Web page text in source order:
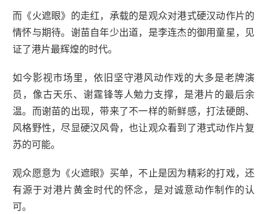
而《火遮眼》的走红，承载的是观众对港式硬汉动作片的
情怀与期待。谢苗自年少出道，是李连杰的御用童星，见
证了港片最辉煌的时代。
如今影视市场里，依旧坚守港风动作戏的大多是老牌演
员，像古天乐、谢霆锋等人勉力支撑，是港片的最后余
温。而谢苗的出现，带来了不一样的新鲜感，打法硬朗、
风格野性，尽显硬汉风骨，也让观众看到了港式动作片复
苏的可能。
观众愿意为《火遮眼》买单，不止是因为精彩的打戏，还
有源于对港片黄金时代的怀念，是对诚意动作制作的认
可。